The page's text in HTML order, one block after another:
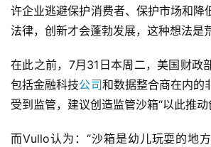
许企业逃避保护消费者、保护市场和降
法律，创新才会蓬勃发展，这种想法是
在此之前，7月31日本周二，美国财政
包括金融科技公司和数据整合商在内的
受到监管，建议创造监管沙箱“以此推动
而Vullo认为：“沙箱是幼儿玩耍的地